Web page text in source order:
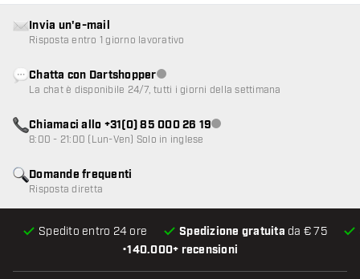
•140.000+ recensioni
Spedito entro 24 ore Spedizione gratuita da € 75
Domande frequenti
Risposta diretta
Invia un'e-mail
Risposta entro 1 giorno lavorativo
Chatta con DartshopperServizio clienti non disponibile
La chat è disponibile 24/7, tutti i giorni della settimana
Chiamaci allo +31(0) 85 000 26 19Servizio clienti non disponibile
8:00 - 21:00 (Lun-Ven) Solo in inglese